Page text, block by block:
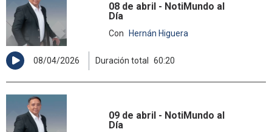
08 de abril - NotiMundo al
Día
Con Hernán Higuera
08/04/2026 Duración total 60:20
09 de abril - NotiMundo al
Día